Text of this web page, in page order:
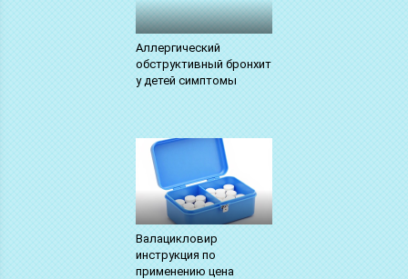
Аллергический
обструктивный бронхит
у детей симптомы
Валацикловир
инструкция по
применению цена